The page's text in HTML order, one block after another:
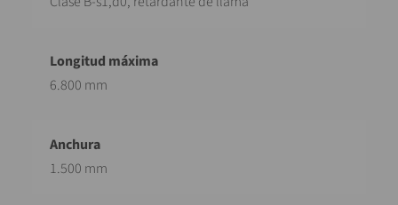
6.800 mm
1.500 mm